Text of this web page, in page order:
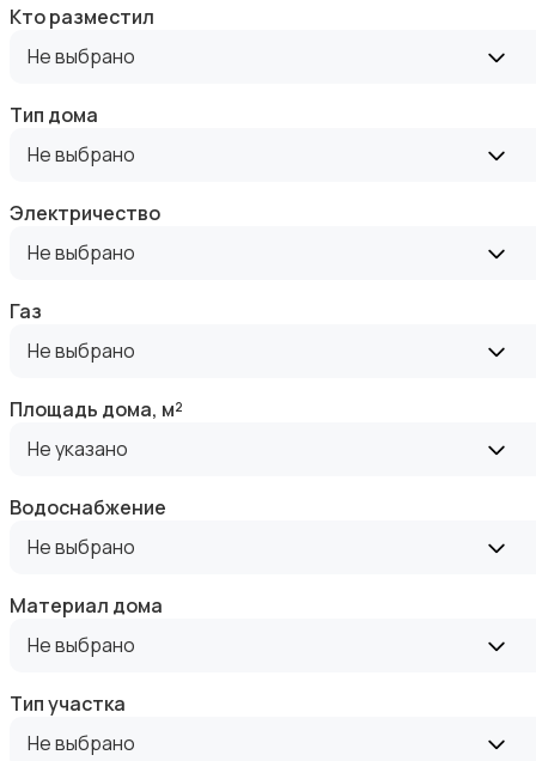
Аренда квартиры длительно
Аренда комнаты длительно
Аренда квартиры посуточно
Кто разместил
Не выбрано
Тип дома
Не выбрано
Электричество
Не выбрано
Газ
Не выбрано
Площадь дома, м²
Не указано
Водоснабжение
Не выбрано
Материал дома
Не выбрано
Тип участка
Не выбрано